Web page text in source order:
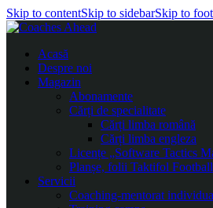
Skip to contentSkip to sidebarSkip to
Acasă
Despre noi
Magazin
Abonamente
Cărți de specialitate
Cărți limba română
Cărți limba engleza
Licențe „Software Tactics
Planșe, folii Taktifol Football
Servicii
Coaching-mentorat